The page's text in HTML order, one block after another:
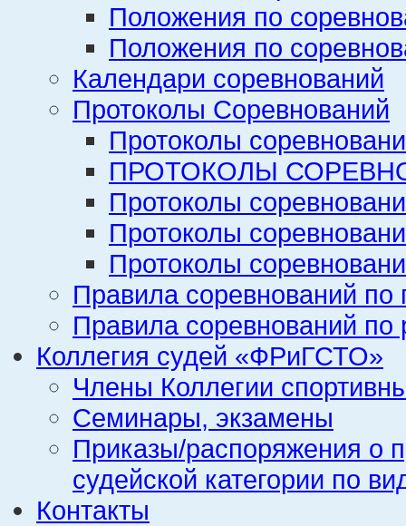
Положения по
Положения по
Календари соревнований
Протоколы Соревнований
Протоколы
ПРОТОКОЛЫ
Протоколы
Протоколы
Протоколы
Правила соревнований по
Правила соревнований по
Коллегия судей «ФРиГСТО»
Члены Коллегии
Семинары, экзамены
Приказы/распоряжения о
судейской категории по
Контакты